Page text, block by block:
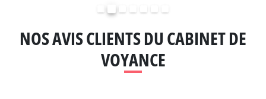
NOS AVIS CLIENTS DU CABINET DE
VOYANCE